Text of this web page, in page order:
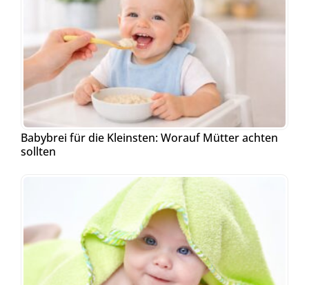
Babybrei für die Kleinsten: Worauf Mütter achten
sollten